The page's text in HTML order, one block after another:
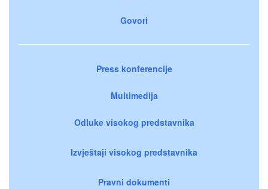
Govori
Press konferencije
Multimedija
Odluke visokog predstavnika
Izvještaji visokog predstavnika
Pravni dokumenti